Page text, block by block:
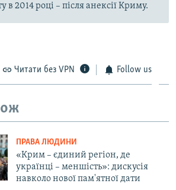
в 2014 році – після анексії Криму.
Читати без VPN Follow us
ПРАВА ЛЮДИНИ
«Крим – єдиний регіон, де
українці – меншість»: дискусія
навколо нової пам'ятної дати